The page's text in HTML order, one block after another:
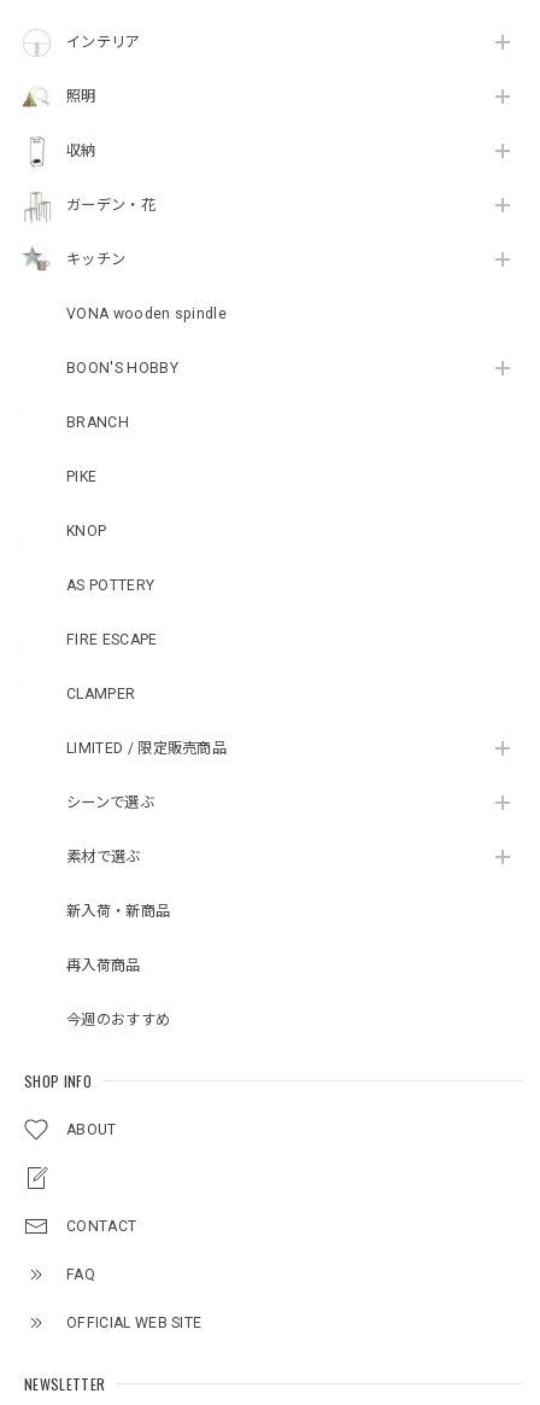
インテリア
照明
収納
ガーデン・花
キッチン
VONA wooden spindle
BOON'S HOBBY
BRANCH
PIKE
KNOP
AS POTTERY
FIRE ESCAPE
CLAMPER
LIMITED / 限定販売商品
シーンで選ぶ
素材で選ぶ
新入荷・新商品
再入荷商品
今週のおすすめ
SHOP INFO
ABOUT
CONTACT
FAQ
OFFICIAL WEB SITE
NEWSLETTER